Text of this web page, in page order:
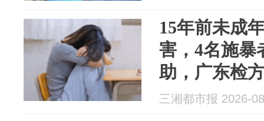
15年前未成
害，4名施暴
助，广东检
发、一人脸
三湘都市报 2026-